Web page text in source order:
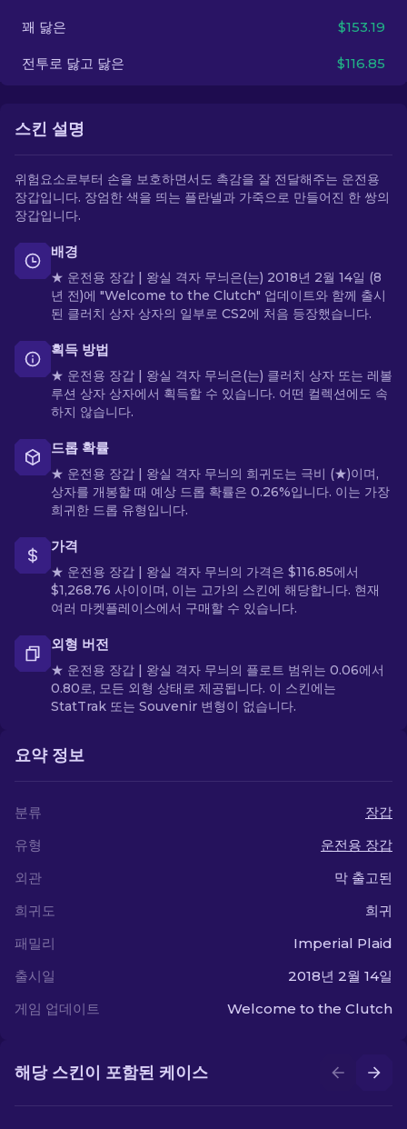
꽤 닳은 $153.19
전투로 닳고 닳은 $116.85
스킨 설명
위험요소로부터 손을 보호하면서도 촉감을 잘 전달해주는 운전용
장갑입니다. 장엄한 색을 띄는 플란넬과 가죽으로 만들어진 한 쌍의
장갑입니다.
배경
★ 운전용 장갑 | 왕실 격자 무늬은(는) 2018년 2월 14일 (8
년 전)에 "Welcome to the Clutch" 업데이트와 함께 출시
된 클러치 상자 상자의 일부로 CS2에 처음 등장했습니다.
획득 방법
★ 운전용 장갑 | 왕실 격자 무늬은(는) 클러치 상자 또는 레볼
루션 상자 상자에서 획득할 수 있습니다. 어떤 컬렉션에도 속
하지 않습니다.
드롭 확률
★ 운전용 장갑 | 왕실 격자 무늬의 희귀도는 극비 (★)이며,
상자를 개봉할 때 예상 드롭 확률은 0.26%입니다. 이는 가장
희귀한 드롭 유형입니다.
가격
★ 운전용 장갑 | 왕실 격자 무늬의 가격은 $116.85에서
$1,268.76 사이이며, 이는 고가의 스킨에 해당합니다. 현재
여러 마켓플레이스에서 구매할 수 있습니다.
외형 버전
★ 운전용 장갑 | 왕실 격자 무늬의 플로트 범위는 0.06에서
0.80로, 모든 외형 상태로 제공됩니다. 이 스킨에는
StatTrak 또는 Souvenir 변형이 없습니다.
요약 정보
분류
장갑
유형
운전용 장갑
외관
막 출고된
희귀도
희귀
패밀리
Imperial Plaid
출시일
2018년 2월 14일
게임 업데이트
Welcome to the Clutch
해당 스킨이 포함된 케이스